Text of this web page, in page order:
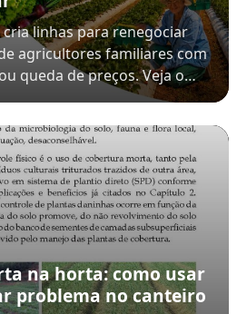
linhas para renegociar
agricultores familiares com
queda de preços. Veja o…
na horta: como usar
problema no canteiro